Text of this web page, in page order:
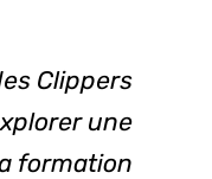
Clippers
une
formation